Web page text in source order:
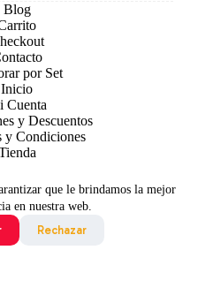
que le brindamos la mejor
en nuestra web.
Rechazar
Blog
por Set
Inicio
Cuenta
y Descuentos
y Condiciones
de Copyright © 2026 TCG